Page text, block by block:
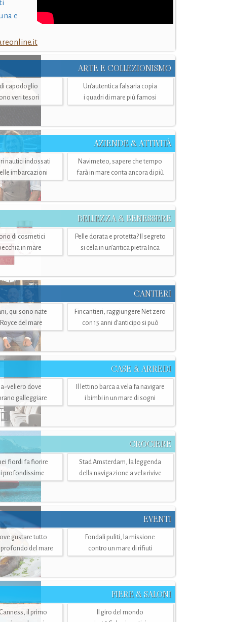
e
ARTE E COLLEZIONISMO
capodoglio
veri tesori
Un’autentica falsaria copia
i quadri di mare più famosi
AZIENDE & ATTIVITÀ
nautici indossati
imbarcazioni
Navimeteo, sapere che tempo
farà in mare conta ancora di più
BELLEZZA & BENESSERE
di cosmetici
in mare
Pelle dorata e protetta? Il segreto
si cela in un’antica pietra Inca
CANTIERI
qui sono nate
del mare
Fincantieri, raggiungere Net zero
con 15 anni d'anticipo si può
CASE & ARREDI
veliero dove
galleggiare
Il lettino barca a vela fa navigare
i bimbi in un mare di sogni
CROCIERE
fiordi fa fiorire
profondissime
Stad Amsterdam, la leggenda
della navigazione a vela rivive
EVENTI
gustare tutto
del mare
Fondali puliti, la missione
contro un mare di rifiuti
FIERE & SALONI
il primo
Il giro del mondo